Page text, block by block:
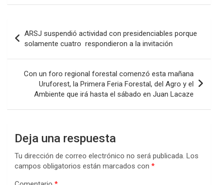
ce
b
o
o
k
tt at
s
A
p
p
ke
dI
n
m
ar
tir
de
entradas
ARSJ suspendió actividad con presidenciables porque
solamente cuatro respondieron a la invitación
Con un foro regional forestal comenzó esta mañana
Uruforest, la Primera Feria Forestal, del Agro y el
Ambiente que irá hasta el sábado en Juan Lacaze
Deja una respuesta
Tu dirección de correo electrónico no será publicada. Los
campos obligatorios están marcados con *